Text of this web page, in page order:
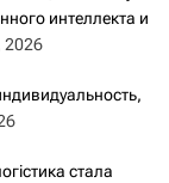
интеллекта и
2026
стала